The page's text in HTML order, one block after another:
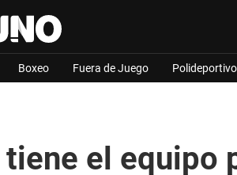
Boxeo Fuera de Juego Polideportivo
el equipo